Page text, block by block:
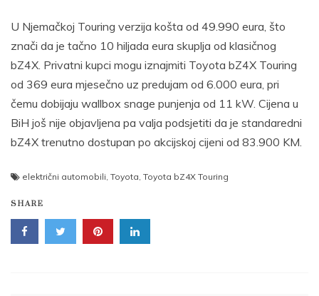
U Njemačkoj Touring verzija košta od 49.990 eura, što
znači da je tačno 10 hiljada eura skuplja od klasičnog
bZ4X. Privatni kupci mogu iznajmiti Toyota bZ4X Touring
od 369 eura mjesečno uz predujam od 6.000 eura, pri
čemu dobijaju wallbox snage punjenja od 11 kW. Cijena u
BiH još nije objavljena pa valja podsjetiti da je standaredni
bZ4X trenutno dostupan po akcijskoj cijeni od 83.900 KM.
električni automobili, Toyota, Toyota bZ4X Touring
SHARE